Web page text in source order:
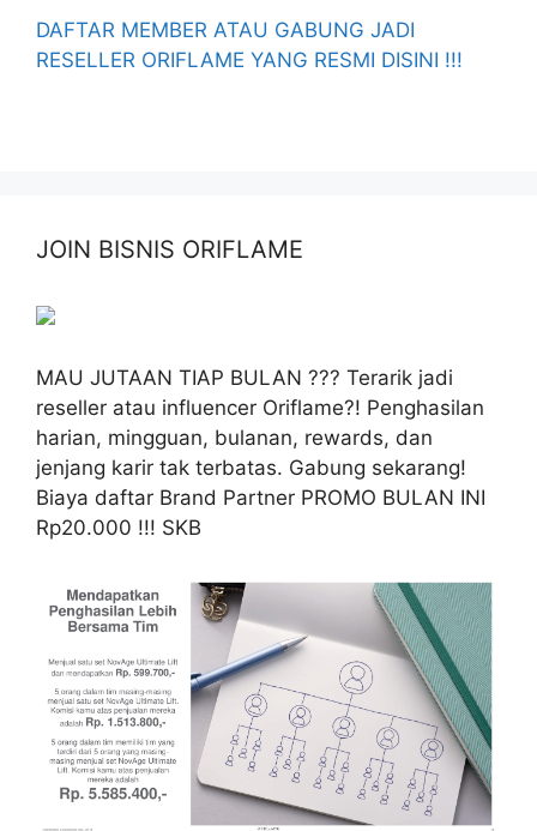
DAFTAR MEMBER ATAU GABUNG JADI
RESELLER ORIFLAME YANG RESMI DISINI !!!
JOIN BISNIS ORIFLAME
MAU JUTAAN TIAP BULAN ??? Terarik jadi
reseller atau influencer Oriflame?! Penghasilan
harian, mingguan, bulanan, rewards, dan
jenjang karir tak terbatas. Gabung sekarang!
Biaya daftar Brand Partner PROMO BULAN INI
Rp20.000 !!! SKB